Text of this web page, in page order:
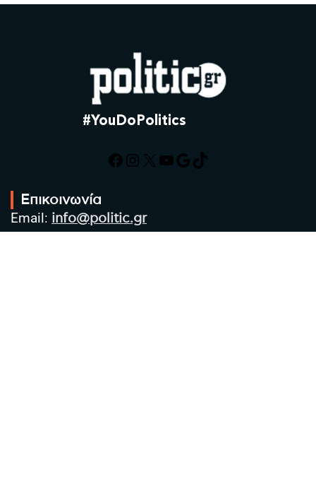
#YouDoPolitics
Facebook
Instagram
X YouTube
Google
TikTok
Επικοινωνία
Email: info@politic.gr
Τηλ: